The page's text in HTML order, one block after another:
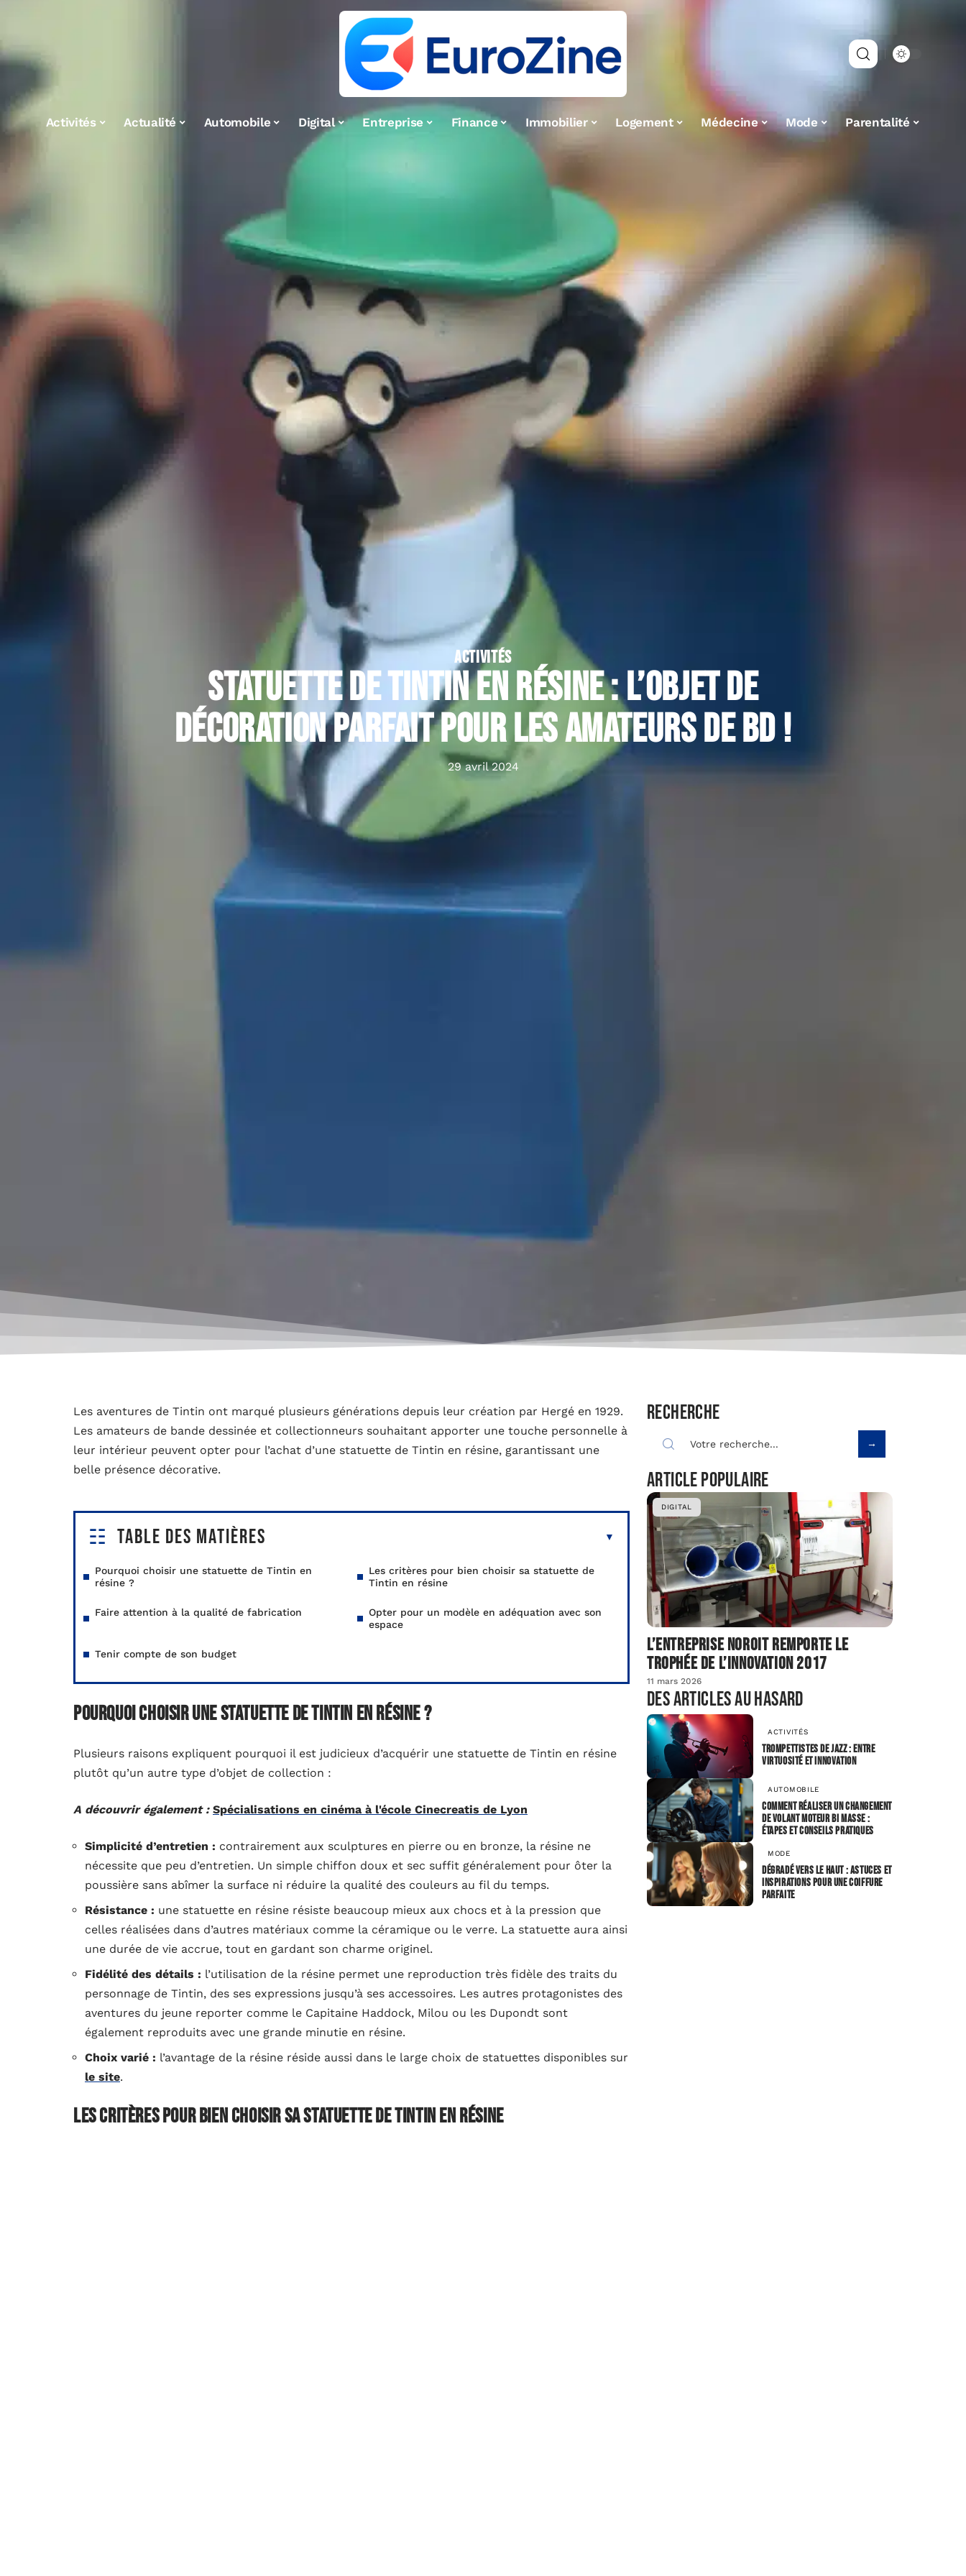
Activités Actualité Automobile Digital Entreprise Finance Immobilier Logement Médecine Mode Parentalité
ACTIVITÉS
Statuette de Tintin en résine : l’objet de
décoration parfait pour les amateurs de BD !
29 avril 2024
Les aventures de Tintin ont marqué plusieurs générations depuis leur création par Hergé en 1929.
Les amateurs de bande dessinée et collectionneurs souhaitant apporter une touche personnelle à
leur intérieur peuvent opter pour l’achat d’une statuette de Tintin en résine, garantissant une
belle présence décorative.
Table des matières
Pourquoi choisir une statuette de Tintin en
résine ?
Les critères pour bien choisir sa statuette de
Tintin en résine
Faire attention à la qualité de fabrication
Opter pour un modèle en adéquation avec son
espace
Tenir compte de son budget
Pourquoi choisir une statuette de Tintin en résine ?
Plusieurs raisons expliquent pourquoi il est judicieux d’acquérir une statuette de Tintin en résine
plutôt qu’un autre type d’objet de collection :
A découvrir également : Spécialisations en cinéma à l'école Cinecreatis de Lyon
Simplicité d’entretien : contrairement aux sculptures en pierre ou en bronze, la résine ne
nécessite que peu d’entretien. Un simple chiffon doux et sec suffit généralement pour ôter la
poussière sans abîmer la surface ni réduire la qualité des couleurs au fil du temps.
Résistance : une statuette en résine résiste beaucoup mieux aux chocs et à la pression que
celles réalisées dans d’autres matériaux comme la céramique ou le verre. La statuette aura ainsi
une durée de vie accrue, tout en gardant son charme originel.
Fidélité des détails : l’utilisation de la résine permet une reproduction très fidèle des traits du
personnage de Tintin, des ses expressions jusqu’à ses accessoires. Les autres protagonistes des
aventures du jeune reporter comme le Capitaine Haddock, Milou ou les Dupondt sont
également reproduits avec une grande minutie en résine.
Choix varié : l’avantage de la résine réside aussi dans le large choix de statuettes disponibles sur
le site.
Les critères pour bien choisir sa statuette de Tintin en résine
Recherche
Article populaire
DIGITAL
L’entreprise Noroit remporte le
Trophée de l’Innovation 2017
11 mars 2026
Des articles au hasard
ACTIVITÉS
Trompettistes de jazz : entre
virtuosité et innovation
AUTOMOBILE
Comment réaliser un changement
de volant moteur bi masse :
étapes et conseils pratiques
MODE
Dégradé vers le haut : astuces et
inspirations pour une coiffure
parfaite